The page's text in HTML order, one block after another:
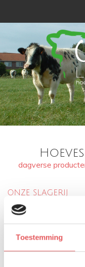
Toestemming
dagverse
ONZE SLAGERIJ
In 2011 zijn we
we rundvlees van
onze eigen
werd aangevuld met